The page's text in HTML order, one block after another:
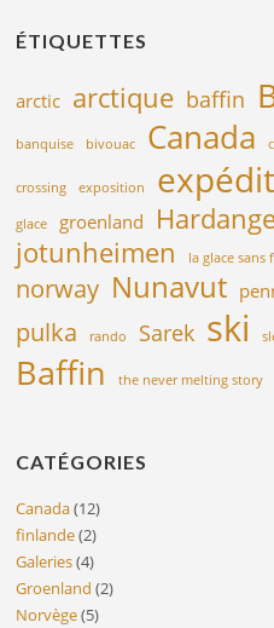
ÉTIQUETTES
arctic arctique baffin
banquise bivouac Canada
crossing exposition
glace groenland
jotunheimen la glace sans
norway Nunavut
pulka rando Sarek ski
Baffin
the never melting story
CATÉGORIES
Canada(12)
finlande(2)
Galeries(4)
Groenland (2)
Norvège(5)